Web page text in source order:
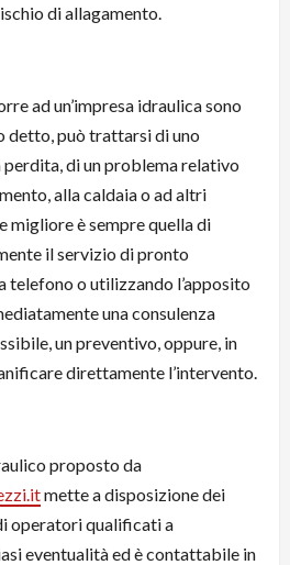
di allagamento.
ad un’impresa idraulica sono
detto, può trattarsi di uno
perdita, di un problema relativo
alla caldaia o ad altri
migliore è sempre quella di
il servizio di pronto
telefono o utilizzando l’apposito
una consulenza
un preventivo, oppure, in
direttamente l’intervento.
proposto da
mette a disposizione dei
operatori qualificati a
eventualità ed è contattabile in